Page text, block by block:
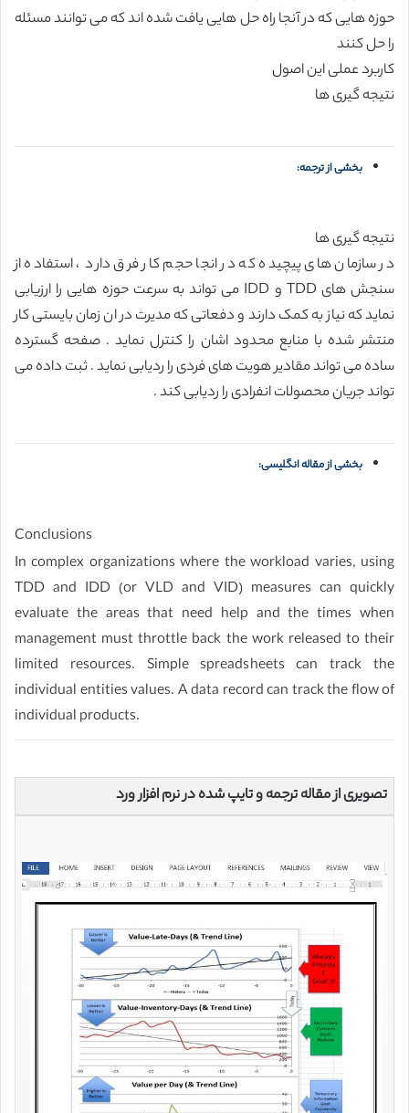
حوزه هایی که در آنجا راه حل هایی یافت شده اند که می توانند مسئله
را حل کنند
کاربرد عملی این اصول
نتیجه گیری ها
بخشی از ترجمه:
نتیجه گیری ها
در سازمان های پیچیده که در انجا حجم کار فرق دارد ، استفاده از
سنجش های TDD و IDD می تواند به سرعت حوزه هایی را ارزیابی
نماید که نیاز به کمک دارند و دفعاتی که مدیرت در ان زمان بایستی کار
منتشر شده با منابع محدود اشان را کنترل نماید . صفحه گسترده
ساده می تواند مقادیر هویت های فردی را ردیابی نماید . ثبت داده می
تواند جریان محصولات انفرادی را ردیابی کند .
بخشی از مقاله انگلیسی:
Conclusions
In complex organizations where the workload varies, using
TDD and IDD (or VLD and VID) measures can quickly
evaluate the areas that need help and the times when
management must throttle back the work released to their
limited resources. Simple spreadsheets can track the
individual entities values. A data record can track the flow of
individual products.
تصویری از مقاله ترجمه و تایپ شده در نرم افزار ورد